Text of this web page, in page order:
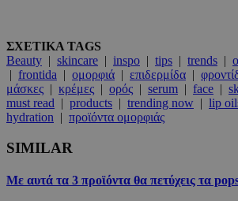
ΣΧΕΤΙΚΑ TAGS
Beauty | skincare | inspo | tips | trends |
| frontida | ομορφιά | επιδερμίδα |
μάσκες | κρέμες | ορός | serum | face |
must read | products | trending now | lip
hydration | προϊόντα ομορφιάς
SIMILAR
Με αυτά τα 3 προϊόντα θα πετύχεις τα